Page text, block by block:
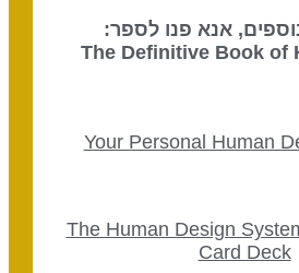
אנא פנו לספר:
The Definitive Book
Your Personal Human
The Human Design
Card Deck